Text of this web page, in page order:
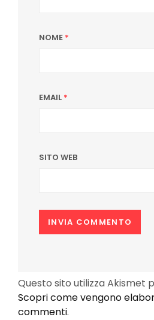
NOME *
EMAIL *
SITO WEB
Questo sito utilizza Akismet
Scopri come vengono
commenti.